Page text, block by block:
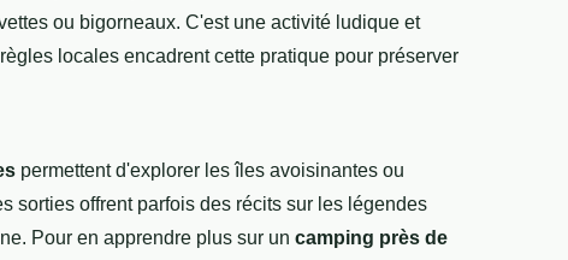
ou bigorneaux. C'est une activité ludique et
locales encadrent cette pratique pour préserver
permettent d'explorer les îles avoisinantes ou
sorties offrent parfois des récits sur les légendes
Pour en apprendre plus sur un camping près de